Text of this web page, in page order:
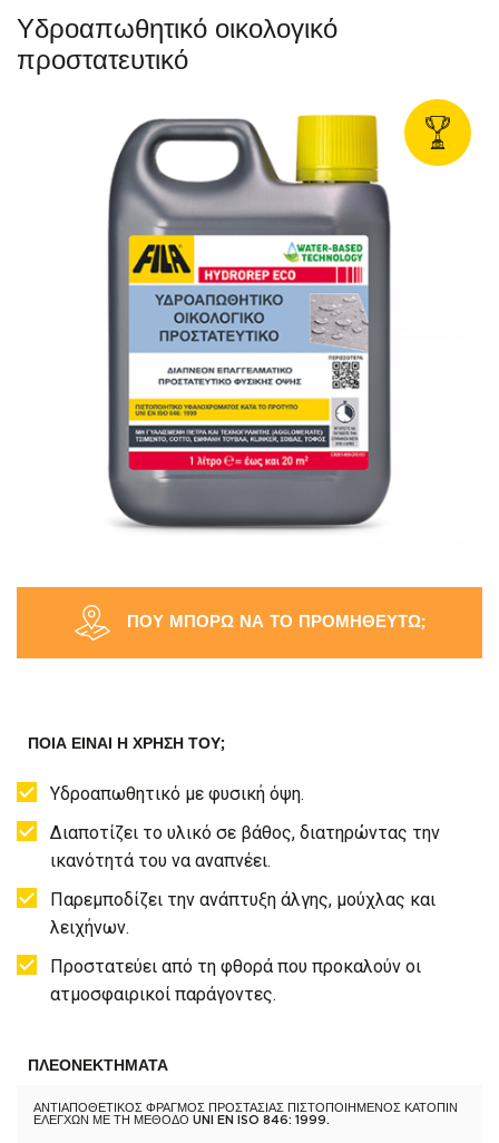
Υδροαπωθητικό οικολογικό
προστατευτικό
ΠΟΥ ΜΠΟΡΏ ΝΑ ΤΟ ΠΡΟΜΗΘΕΥΤΏ;
ΠΟΙΑ ΕΊΝΑΙ Η ΧΡΉΣΗ ΤΟΥ;
Υδροαπωθητικό με φυσική όψη.
Διαποτίζει το υλικό σε βάθος, διατηρώντας την
ικανότητά του να αναπνέει.
Παρεμποδίζει την ανάπτυξη άλγης, μούχλας και
λειχήνων.
Προστατεύει από τη φθορά που προκαλούν οι
ατμοσφαιρικοί παράγοντες.
ΠΛΕΟΝΕΚΤΉΜΑΤΑ
ΑΝΤΙΑΠΟΘΕΤΙΚΌΣ ΦΡΑΓΜΌΣ ΠΡΟΣΤΑΣΊΑΣ ΠΙΣΤΟΠΟΙΗΜΈΝΟΣ ΚΑΤΌΠΙΝ
ΕΛΈΓΧΩΝ ΜΕ ΤΗ ΜΈΘΟΔΟ UNI EN ISO 846: 1999.